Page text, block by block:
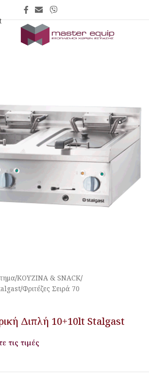
/ΚΟΥΖΙΝΑ & SNACK/
/Φριτέζες Σειρά 70
Διπλή 10+10lt Stalgast
τις τιμές